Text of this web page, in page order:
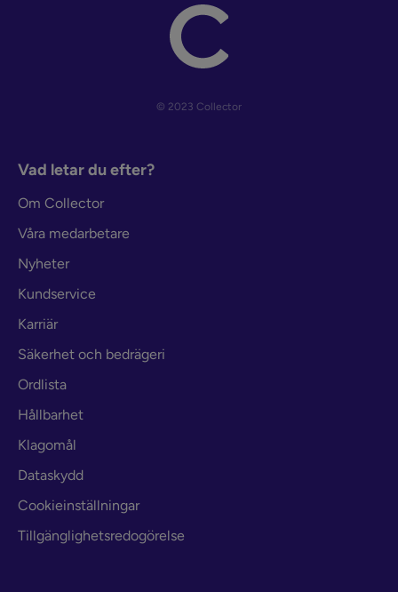
© 2023 Collector
Vad letar du efter?
Om Collector
Våra medarbetare
Nyheter
Kundservice
Karriär
Säkerhet och bedrägeri
Ordlista
Hållbarhet
Klagomål
Dataskydd
Cookieinställningar
Tillgänglighetsredogörelse